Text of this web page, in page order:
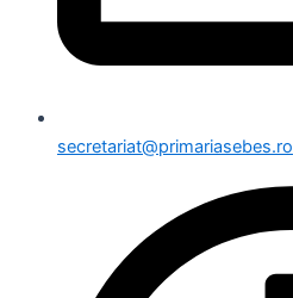
secretariat@primariasebes.ro